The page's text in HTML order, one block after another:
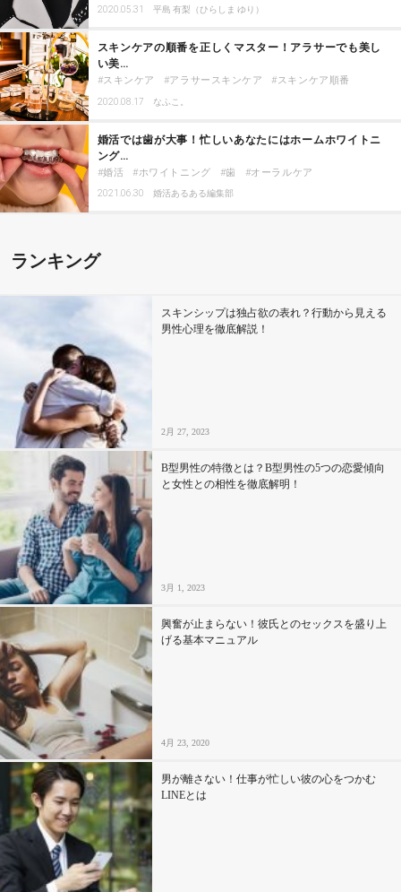
2020.05.31 平島 有梨（ひらしま ゆり）
スキンケアの順番を正しくマスター！アラサーでも美し
い美…
スキンケア アラサースキンケア スキンケア順番
2020.08.17 なふこ。
婚活では歯が大事！忙しいあなたにはホームホワイトニ
ング…
婚活 ホワイトニング 歯 オーラルケア
2021.06.30 婚活あるある編集部
ランキング
スキンシップは独占欲の表れ？行動から見える
男性心理を徹底解説！
2月 27, 2023
B型男性の特徴とは？B型男性の5つの恋愛傾向
と女性との相性を徹底解明！
3月 1, 2023
興奮が止まらない！彼氏とのセックスを盛り上
げる基本マニュアル
4月 23, 2020
男が離さない！仕事が忙しい彼の心をつかむ
LINEとは